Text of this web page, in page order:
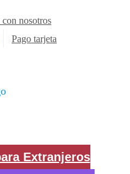
con nosotros
Pago tarjeta
Extranjeros